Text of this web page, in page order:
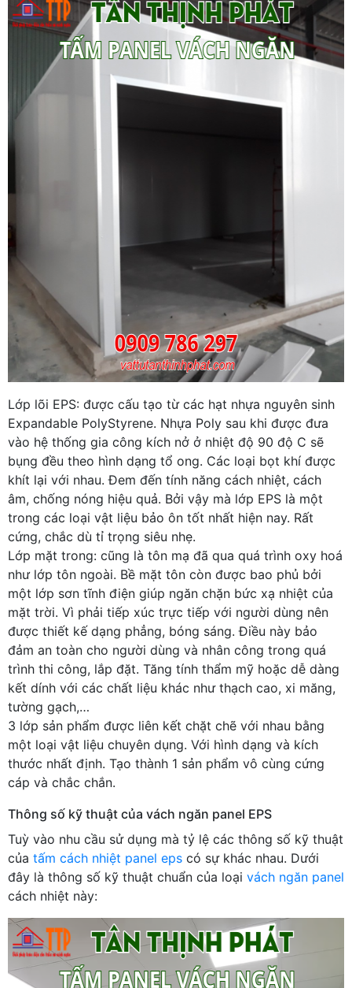
Lớp lõi EPS: được cấu tạo từ các hạt nhựa nguyên sinh
Expandable PolyStyrene. Nhựa Poly sau khi được đưa
vào hệ thống gia công kích nở ở nhiệt độ 90 độ C sẽ
bụng đều theo hình dạng tổ ong. Các loại bọt khí được
khít lại với nhau. Đem đến tính năng cách nhiệt, cách
âm, chống nóng hiệu quả. Bởi vậy mà lớp EPS là một
trong các loại vật liệu bảo ôn tốt nhất hiện nay. Rất
cứng, chắc dù tỉ trọng siêu nhẹ.
Lớp mặt trong: cũng là tôn mạ đã qua quá trình oxy hoá
như lớp tôn ngoài. Bề mặt tôn còn được bao phủ bởi
một lớp sơn tĩnh điện giúp ngăn chặn bức xạ nhiệt của
mặt trời. Vì phải tiếp xúc trực tiếp với người dùng nên
được thiết kế dạng phẳng, bóng sáng. Điều này bảo
đảm an toàn cho người dùng và nhân công trong quá
trình thi công, lắp đặt. Tăng tính thẩm mỹ hoặc dễ dàng
kết dính với các chất liệu khác như thạch cao, xi măng,
tường gạch,…
3 lớp sản phẩm được liên kết chặt chẽ với nhau bằng
một loại vật liệu chuyên dụng. Với hình dạng và kích
thước nhất định. Tạo thành 1 sản phẩm vô cùng cứng
cáp và chắc chắn.
Thông số kỹ thuật của vách ngăn panel EPS
Tuỳ vào nhu cầu sử dụng mà tỷ lệ các thông số kỹ thuật
của tấm cách nhiệt panel eps có sự khác nhau. Dưới
đây là thông số kỹ thuật chuẩn của loại vách ngăn panel
cách nhiệt này: